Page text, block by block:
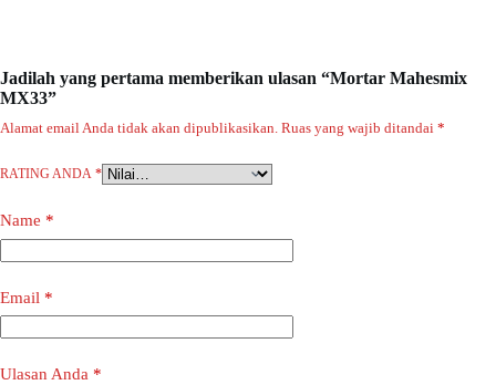
Jadilah yang pertama memberikan ulasan “Mortar Mahesmix
MX33”
Alamat email Anda tidak akan dipublikasikan. Ruas yang wajib ditandai *
RATING ANDA *
Name *
Email *
Ulasan Anda *